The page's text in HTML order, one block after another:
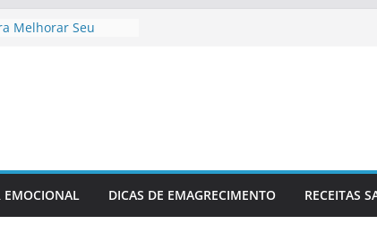
Melhorar Seu
Para
EMOCIONAL DICAS DE EMAGRECIMENTO RECEITAS